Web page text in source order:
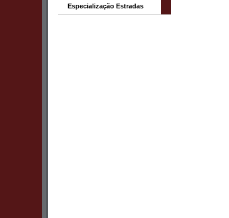
Especialização Estradas